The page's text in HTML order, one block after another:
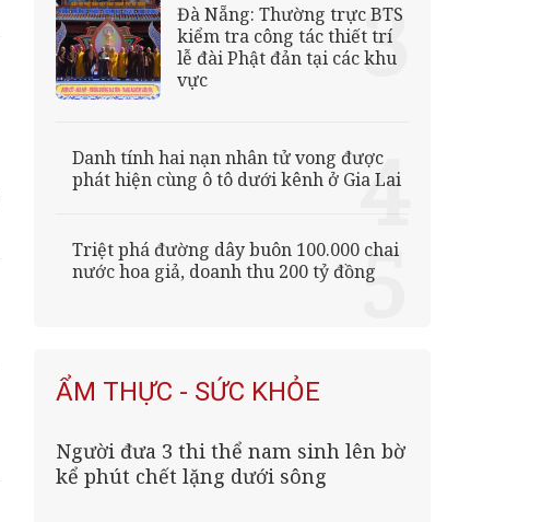
Đà Nẵng: Thường trực BTS
kiểm tra công tác thiết trí
lễ đài Phật đản tại các khu
vực
Danh tính hai nạn nhân tử vong được
phát hiện cùng ô tô dưới kênh ở Gia Lai
Triệt phá đường dây buôn 100.000 chai
nước hoa giả, doanh thu 200 tỷ đồng
ẨM THỰC - SỨC KHỎE
Người đưa 3 thi thể nam sinh lên bờ
kể phút chết lặng dưới sông